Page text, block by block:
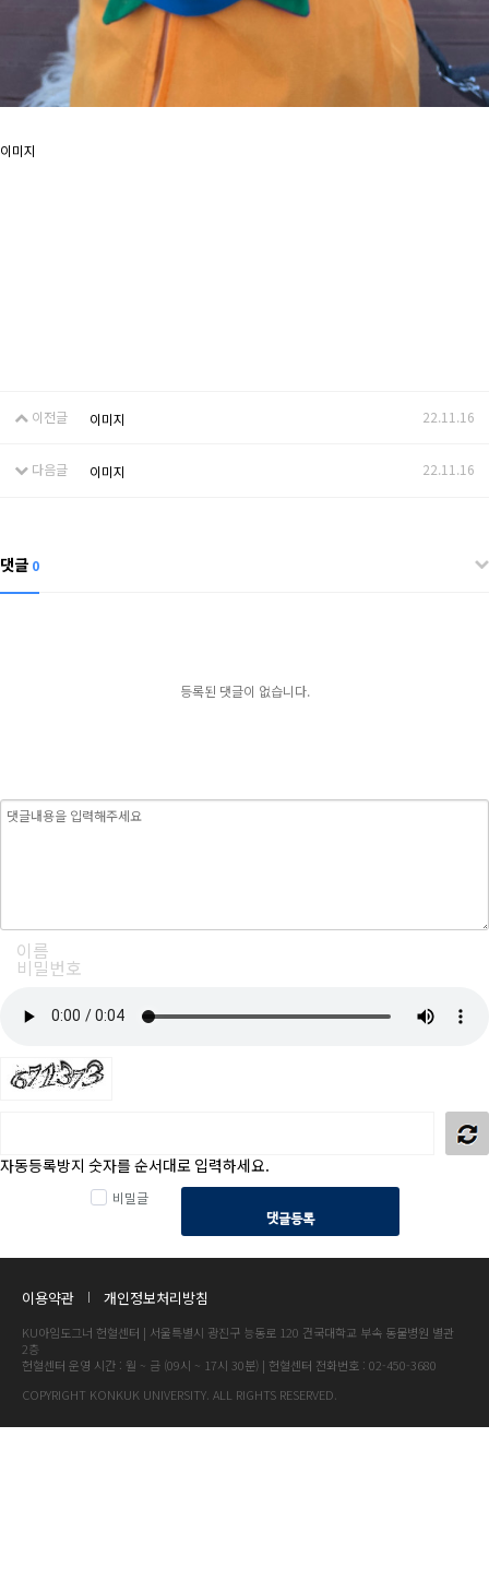
이미지
이전글 이미지 22.11.16
다음글 이미지 22.11.16
댓글 0
등록된 댓글이 없습니다.
자동등록방지 숫자를 순서대로 입력하세요.
비밀글
댓글등록
이용약관 개인정보처리방침
KU아임도그너 헌혈센터 | 서울특별시 광진구 능동로 120 건국대학교 부속 동물병원 별관
2층
헌혈센터 운영 시간 : 월 ~ 금 (09시 ~ 17시 30분) | 헌혈센터 전화번호 : 02-450-3680
COPYRIGHT KONKUK UNIVERSITY. ALL RIGHTS RESERVED.